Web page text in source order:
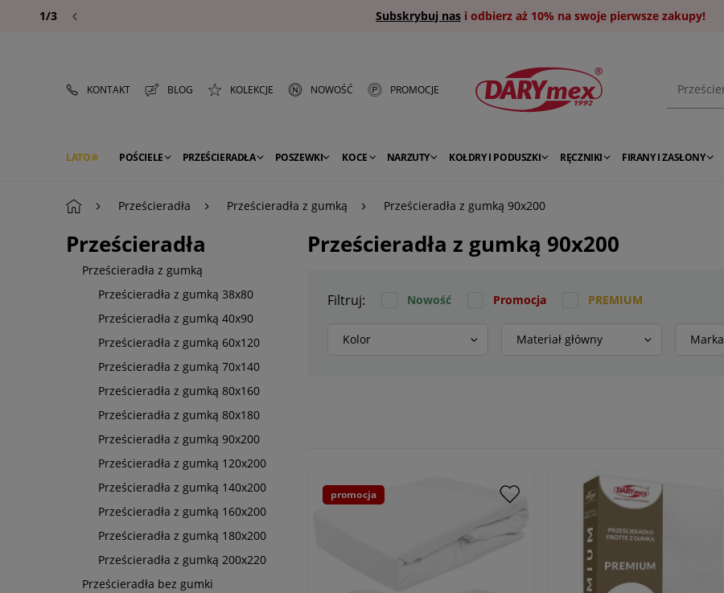
Subskrybuj nas i odbierz aż 10% na swoje pierwsze zakupy!
1/3
KONTAKT BLOG KOLEKCJE NOWOŚĆ
PROMOCJE
LATO POŚCIELE PRZEŚCIERADŁA POSZEWKI KOCE NARZUTY KOŁDRY I PODUSZKI RĘCZNIKI FIRANY I ZASŁONY
Prześcieradła Prześcieradła z gumką Prześcieradła z gumką 90x200
Prześcieradła
Prześcieradła z gumką
Prześcieradła z gumką 38x80
Prześcieradła z gumką 40x90
Prześcieradła z gumką 60x120
Prześcieradła z gumką 70x140
Prześcieradła z gumką 80x160
Prześcieradła z gumką 80x180
Prześcieradła z gumką 90x200
Prześcieradła z gumką 120x200
Prześcieradła z gumką 140x200
Prześcieradła z gumką 160x200
Prześcieradła z gumką 180x200
Prześcieradła z gumką 200x220
Prześcieradła bez gumki
Prześcieradła z gumką 90x200
Filtruj: PREMIUM
Nowość Promocja
Marka
Materiał główny
Kolor
promocja